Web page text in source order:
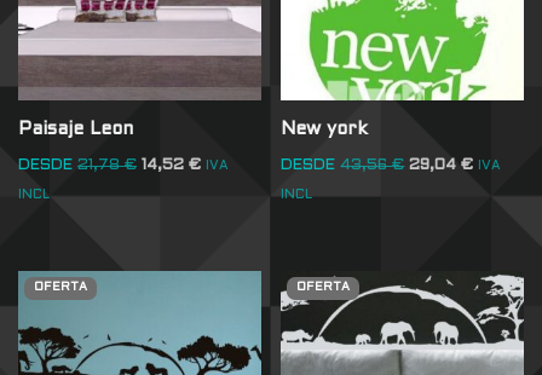
Paisaje Leon
DESDE 21,78€ 14,52 € IVA
INCL
New york
DESDE 43,56€ 29,04€ IVA
INCL
OFERTA OFERTA